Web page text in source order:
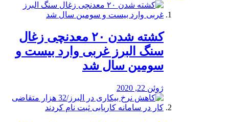
کشته شدن ۲۰ معدنچی زغال
سنگ البرز غربی وارد بیست و
سومین سال شد
ژوئن 22, 2020